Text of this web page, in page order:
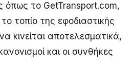
όπως το GetTransport.com,
τοπίο της εφοδιαστικής
κινείται αποτελεσματικά,
και οι συνθήκες